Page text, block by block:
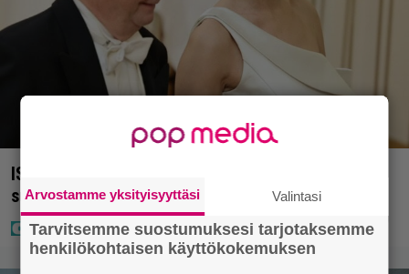
IS: Hjalliksen ja Jasminen häissä suomalainen
supertähti
Arvostamme yksityisyyttäsi Valintasi
Tarvitsemme suostumuksesi tarjotaksemme
henkilökohtaisen käyttökokemuksen